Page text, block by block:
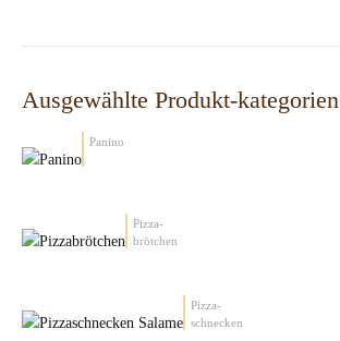
Ausgewählte Produkt-kategorien
Panino
Pizza-
brötchen
Pizza-
schnecken